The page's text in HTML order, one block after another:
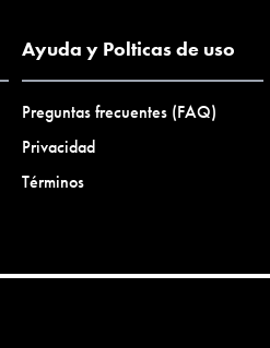
Ayuda y Polticas de uso
Preguntas frecuentes (FAQ)
Privacidad
Términos